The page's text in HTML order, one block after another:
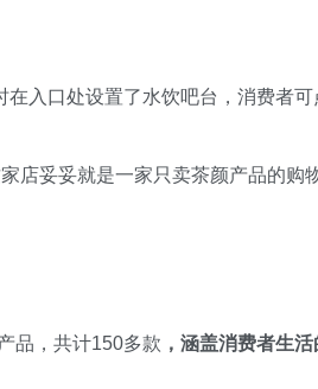
在入口处设置了水饮吧台，消费者可
店妥妥就是一家只卖茶颜产品的购
品，共计150多款 ，涵盖消费者生活